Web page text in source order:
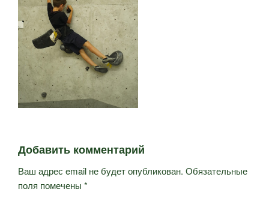
Добавить комментарий
Ваш адрес email не будет опубликован. Обязательные
поля помечены *